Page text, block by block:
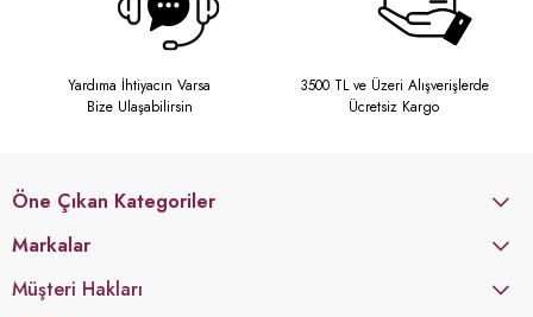
Yardıma İhtiyacın Varsa
Bize Ulaşabilirsin
3500 TL ve Üzeri Alışverişlerde
Ücretsiz Kargo
Öne Çıkan Kategoriler
Markalar
Müşteri Hakları